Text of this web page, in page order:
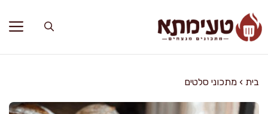
לתוכן
בית › מתכוני סלטים